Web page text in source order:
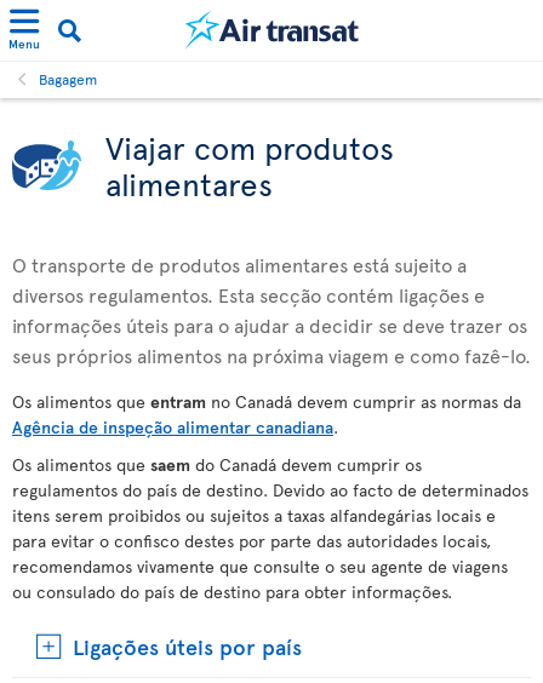
Menu
Bagagem
Viajar com produtos
alimentares
O transporte de produtos alimentares está sujeito a
diversos regulamentos. Esta secção contém ligações e
informações úteis para o ajudar a decidir se deve trazer os
seus próprios alimentos na próxima viagem e como fazê-lo.
Os alimentos que entram no Canadá devem cumprir as normas da
Agência de inspeção alimentar canadiana.
Os alimentos que saem do Canadá devem cumprir os
regulamentos do país de destino. Devido ao facto de determinados
itens serem proibidos ou sujeitos a taxas alfandegárias locais e
para evitar o confisco destes por parte das autoridades locais,
recomendamos vivamente que consulte o seu agente de viagens
ou consulado do país de destino para obter informações.
Ligações úteis por país